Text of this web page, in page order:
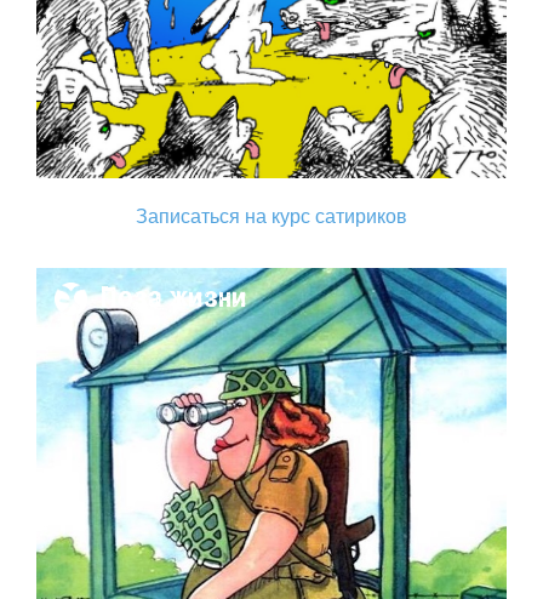
Записаться на курс сатириков
Поза жизни